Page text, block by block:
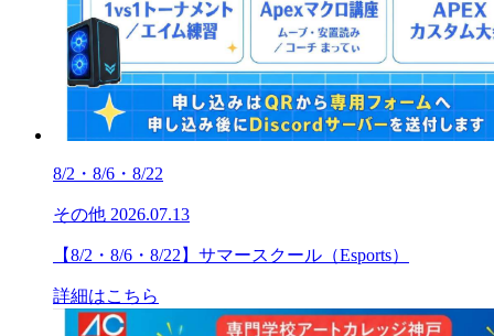
8/2・8/6・8/22
その他 2026.07.13
【8/2・8/6・8/22】サマースクール（Esports）
詳細はこちら